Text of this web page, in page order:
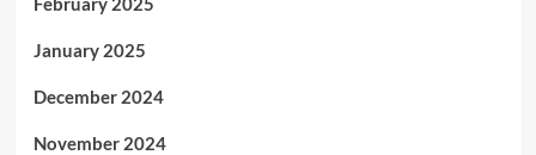
January 2025
December 2024
November 2024